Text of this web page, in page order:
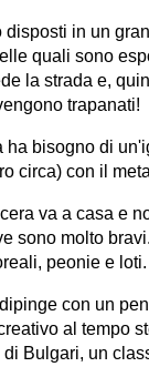
disposti in un
quali sono
la strada e,
trapanati!
ha bisogno di
circa) con il
va a casa e
sono molto
peonie e loti.
con un
al tempo
di Bulgari, un